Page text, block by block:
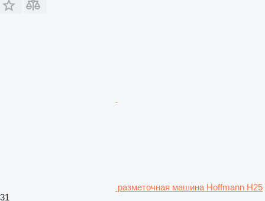
разметочная машина Hoffmann H25
31